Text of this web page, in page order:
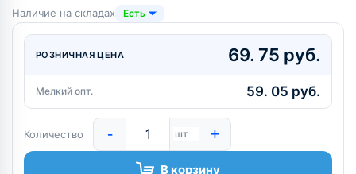
Наличие на складах
Есть
РОЗНИЧНАЯ ЦЕНА 69. 75 руб.
Мелкий опт. 59. 05 руб.
Количество - шт +
В корзину